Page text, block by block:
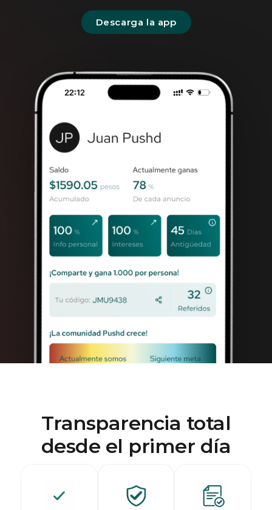
Descarga la app
Transparencia total
desde el primer día